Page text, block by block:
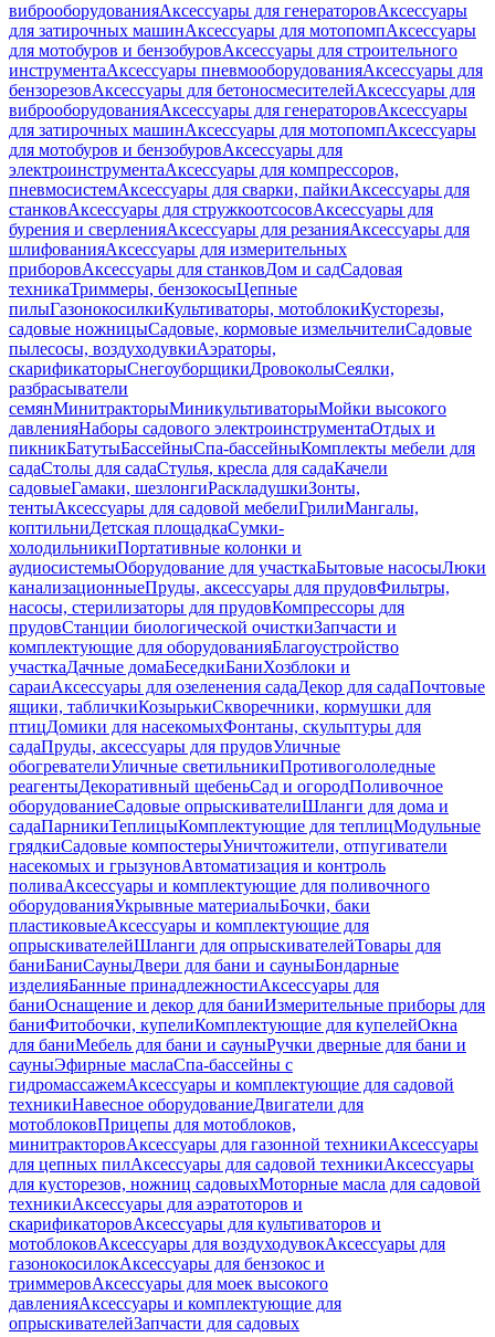
виброоборудованияАксессуары для генераторовАксессуары
для затирочных машинАксессуары для мотопомпАксессуары
для мотобуров и бензобуровАксессуары для строительного
инструментаАксессуары пневмооборудованияАксессуары для
бензорезовАксессуары для бетоносмесителейАксессуары для
виброоборудованияАксессуары для генераторовАксессуары
для затирочных машинАксессуары для мотопомпАксессуары
для мотобуров и бензобуровАксессуары для
электроинструментаАксессуары для компрессоров,
пневмосистемАксессуары для сварки, пайкиАксессуары для
станковАксессуары для стружкоотсосовАксессуары для
бурения и сверленияАксессуары для резанияАксессуары для
шлифованияАксессуары для измерительных
приборовАксессуары для станковДом и садСадовая
техникаТриммеры, бензокосыЦепные
пилыГазонокосилкиКультиваторы, мотоблокиКусторезы,
садовые ножницыСадовые, кормовые измельчителиСадовые
пылесосы, воздуходувкиАэраторы,
скарификаторыСнегоуборщикиДровоколыСеялки,
разбрасыватели
семянМинитракторыМиникультиваторыМойки высокого
давленияНаборы садового электроинструментаОтдых и
пикникБатутыБассейныСпа-бассейныКомплекты мебели для
садаСтолы для садаСтулья, кресла для садаКачели
садовыеГамаки, шезлонгиРаскладушкиЗонты,
тентыАксессуары для садовой мебелиГрилиМангалы,
коптильниДетская площадкаСумки-
холодильникиПортативные колонки и
аудиосистемыОборудование для участкаБытовые насосыЛюки
канализационныеПруды, аксессуары для прудовФильтры,
насосы, стерилизаторы для прудовКомпрессоры для
прудовСтанции биологической очисткиЗапчасти и
комплектующие для оборудованияБлагоустройство
участкаДачные домаБеседкиБаниХозблоки и
сараиАксессуары для озеленения садаДекор для садаПочтовые
ящики, табличкиКозырькиСкворечники, кормушки для
птицДомики для насекомыхФонтаны, скульптуры для
садаПруды, аксессуары для прудовУличные
обогревателиУличные светильникиПротивогололедные
реагентыДекоративный щебеньСад и огородПоливочное
оборудованиеСадовые опрыскивателиШланги для дома и
садаПарникиТеплицыКомплектующие для теплицМодульные
грядкиСадовые компостерыУничтожители, отпугиватели
насекомых и грызуновАвтоматизация и контроль
поливаАксессуары и комплектующие для поливочного
оборудованияУкрывные материалыБочки, баки
пластиковыеАксессуары и комплектующие для
опрыскивателейШланги для опрыскивателейТовары для
баниБаниСауныДвери для бани и сауныБондарные
изделияБанные принадлежностиАксессуары для
баниОснащение и декор для баниИзмерительные приборы для
баниФитобочки, купелиКомплектующие для купелейОкна
для баниМебель для бани и сауныРучки дверные для бани и
сауныЭфирные маслаСпа-бассейны с
гидромассажемАксессуары и комплектующие для садовой
техникиНавесное оборудованиеДвигатели для
мотоблоковПрицепы для мотоблоков,
минитракторовАксессуары для газонной техникиАксессуары
для цепных пилАксессуары для садовой техникиАксессуары
для кусторезов, ножниц садовыхМоторные масла для садовой
техникиАксессуары для аэратоторов и
скарификаторовАксессуары для культиваторов и
мотоблоковАксессуары для воздуходувокАксессуары для
газонокосилокАксессуары для бензокос и
триммеровАксессуары для моек высокого
давленияАксессуары и комплектующие для
опрыскивателейЗапчасти для садовых